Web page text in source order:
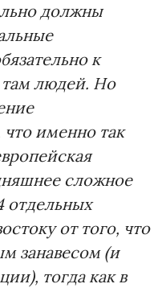
должны
к
людей. Но
что именно так
сложное
отдельных
от того, что
занавесом (и
тогда как в